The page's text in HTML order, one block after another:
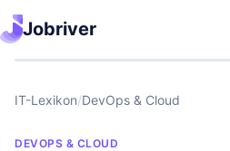
Jobriver
IT-Lexikon/DevOps & Cloud
DEVOPS & CLOUD